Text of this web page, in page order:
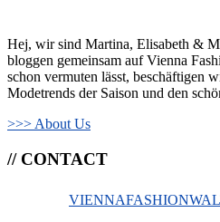
Hej, wir sind Martina, Elisabeth &
bloggen gemeinsam auf Vienna
schon vermuten lässt, beschäftigen
Modetrends der Saison und den
>>> About Us
// CONTACT